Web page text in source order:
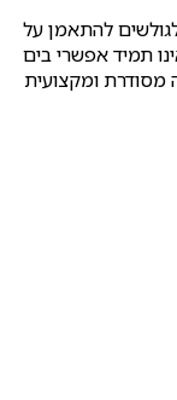
להתאמן על
תמיד אפשרי בים
מסודרת ומקצועית